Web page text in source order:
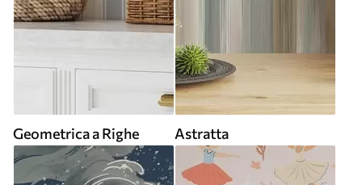
Geometrica a Righe Astratta